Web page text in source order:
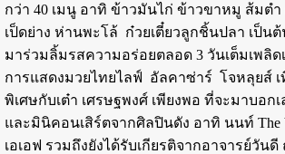
กว่า 40 เมนู อาทิ ข้าวมันไก่ ข้าวขาหมู ส้มต
เป็ดย่าง ห่านพะโล้ ก๋วยเตี๋ยวลูกชิ้นปลา เป็น
มาร่วมลิ้มรสความอร่อยตลอด 3 วันเต็มเพลิ
การแสดงมวยไทยไลฟ์ อัลคาซ่าร์ โจหลุยส์ เ
พิเศษกับเต๋า เศรษฐพงศ์ เพียงพอ ที่จะมาบอก
และมินิคอนเสิร์ตจากศิลปินดัง อาทิ นนท์ The
เอเอฟ รวมถึงยังได้รับเกียรติจากอาจารย์วัน